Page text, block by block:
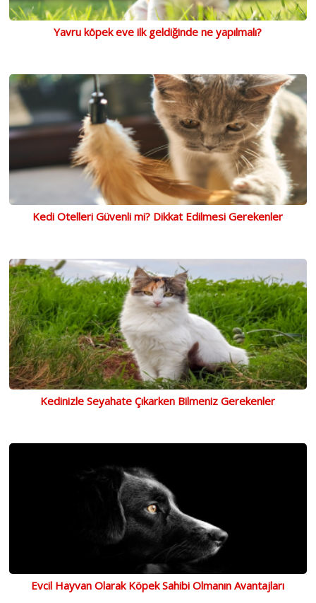
Yavru köpek eve ilk geldiğinde ne yapılmalı?
Kedi Otelleri Güvenli mi? Dikkat Edilmesi Gerekenler
Kedinizle Seyahate Çıkarken Bilmeniz Gerekenler
Evcil Hayvan Olarak Köpek Sahibi Olmanın Avantajları